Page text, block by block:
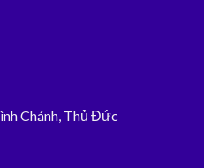
Chánh, Thủ Đức